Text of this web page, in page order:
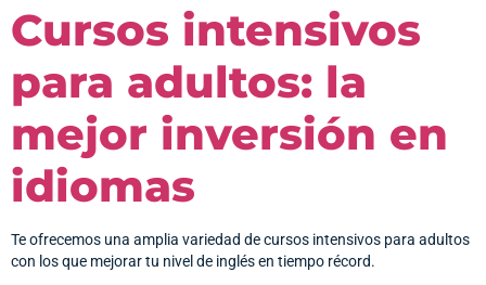
Cursos intensivos
para adultos: la
mejor inversión en
idiomas
Te ofrecemos una amplia variedad de cursos intensivos para adultos
con los que mejorar tu nivel de inglés en tiempo récord.